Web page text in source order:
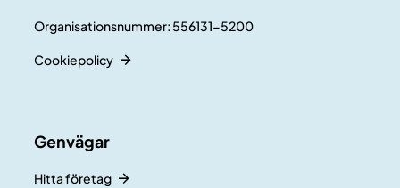
Organisationsnummer: 556131-5200
Cookiepolicy
Genvägar
Hitta företag